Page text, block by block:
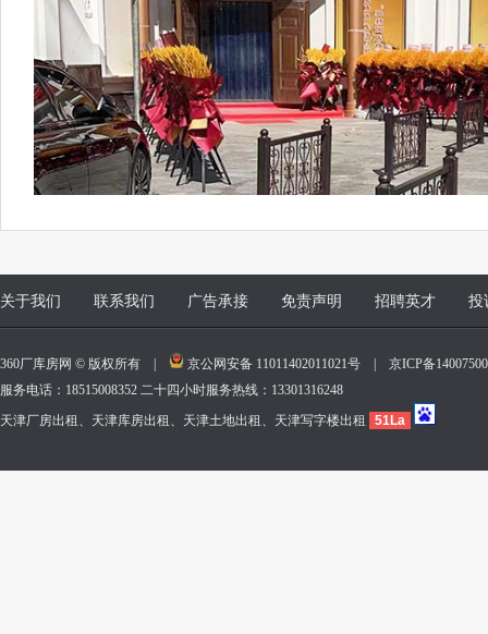
关于我们 联系我们 广告承接 免责声明 招聘英才 投
360厂库房网 © 版权所有 | 京公网安备 11011402011021号
京ICP备
服务电话：18515008352 二十四小时服务热线：13301316248
天津厂房出租、天津库房出租、天津土地出租、天津写字楼出租
51La